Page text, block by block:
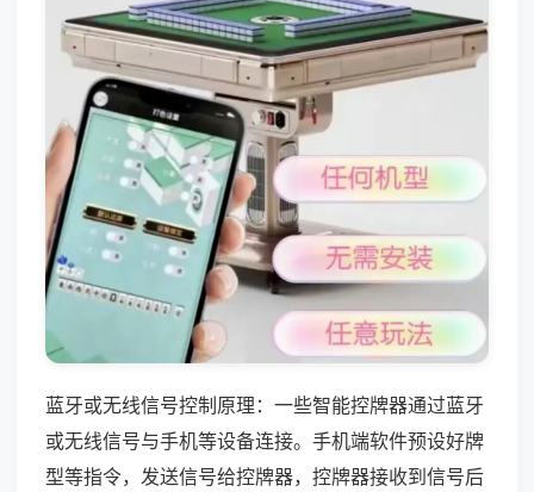
蓝牙或无线信号控制原理：一些智能控牌器通过蓝牙
或无线信号与手机等设备连接。手机端软件预设好牌
型等指令，发送信号给控牌器，控牌器接收到信号后